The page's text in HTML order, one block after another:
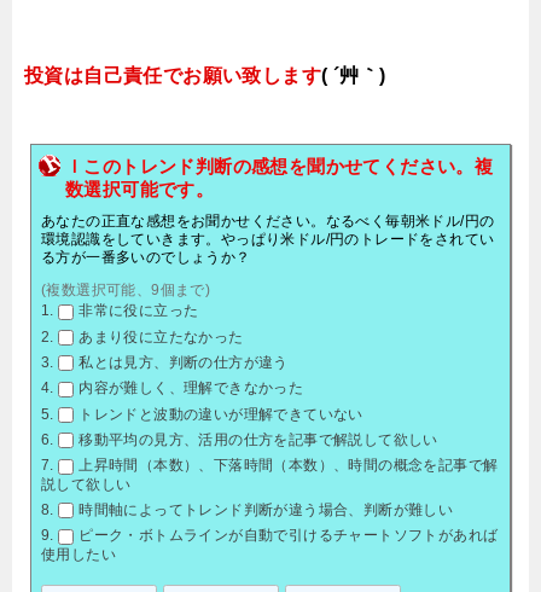
投資は自己責任でお願い致します( ´艸｀)
ｌこのトレンド判断の感想を聞かせてください。複
数選択可能です。
あなたの正直な感想をお聞かせください。なるべく毎朝米ドル/円の
環境認識をしていきます。やっぱり米ドル/円のトレードをされてい
る方が一番多いのでしょうか？
(複数選択可能、9個まで)
非常に役に立った
あまり役に立たなかった
私とは見方、判断の仕方が違う
内容が難しく、理解できなかった
トレンドと波動の違いが理解できていない
移動平均の見方、活用の仕方を記事で解説して欲しい
上昇時間（本数）、下落時間（本数）、時間の概念を記事で解
説して欲しい
時間軸によってトレンド判断が違う場合、判断が難しい
ピーク・ボトムラインが自動で引けるチャートソフトがあれば
使用したい